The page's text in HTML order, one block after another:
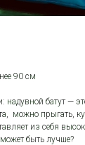
90 см
надувной батут —
можно прыгать,
из себя
может быть лучше?